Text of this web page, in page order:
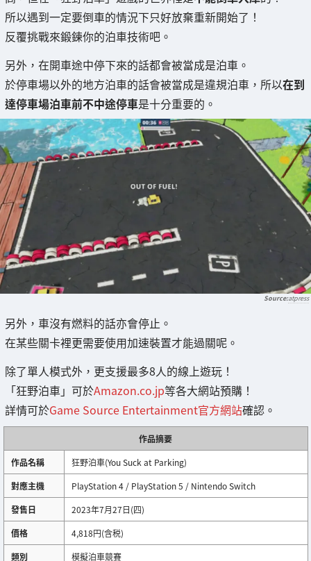
所以遇到一定要倒車的情況下只好放棄重新開始了！
反覆挑戰來鍛鍊你的泊車技術吧。
另外，在開車途中停下來的話都會被當成是泊車。
於停車場以外的地方泊車的話會被當成是違規泊車，所以在到
達停車場泊車前不中途停車是十分重要的。
atpress
另外，車沒有燃料的話亦會停止。
在某些關卡裡更需要使用加速裝置才能過關呢。
除了單人模式外，更支援最多8人的線上遊玩！
「狂野泊車」可於Amazon.co.jp等各大網站預購！
詳情可於Game Source Entertainment官方網站確認。
作品摘要
作品名稱
狂野泊車(You Suck at Parking)
對應主機
PlayStation 4 / PlayStation 5 / Nintendo Switch
發售日
2023年7月27日(四)
價格
4,818円(含税)
類別
模擬泊車競賽